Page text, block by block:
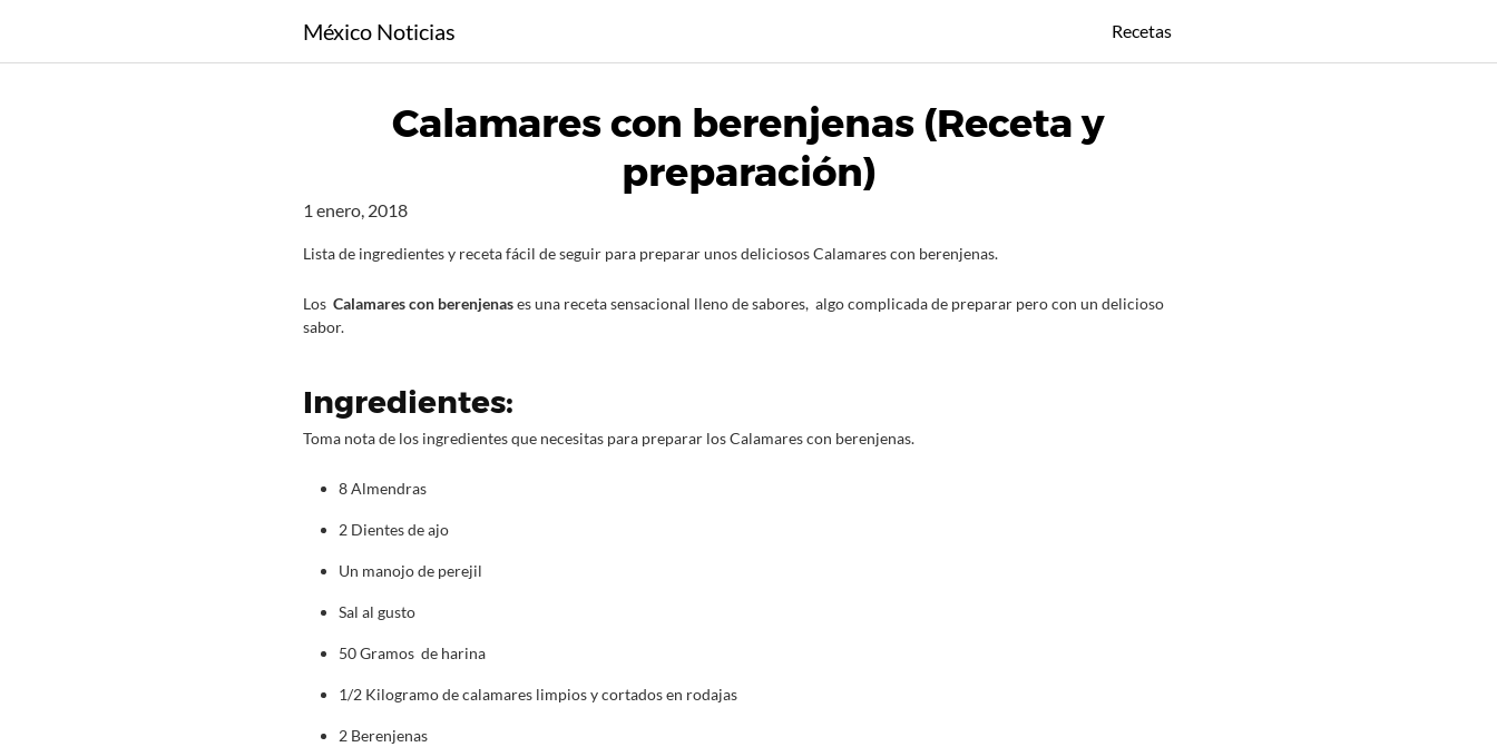
l
México Noticias Recetas
Calamares con berenjenas (Receta y
preparación)
1 enero, 2018
Lista de ingredientes y receta fácil de seguir para preparar unos deliciosos Calamares con berenjenas.
Los Calamares con berenjenases una receta sensacional lleno de sabores, algo complicada de preparar pero con un delicioso
sabor.
Ingredientes:
Toma nota de los ingredientes que necesitas para preparar los Calamares con berenjenas.
8 Almendras
2 Dientes de ajo
Un manojo de perejil
Sal al gusto
50 Gramos de harina
1/2 Kilogramo de calamares limpios y cortados en rodajas
2 Berenjenas